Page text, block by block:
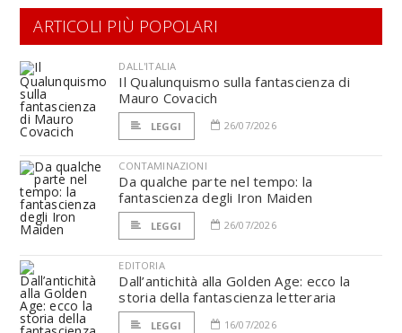
ARTICOLI PIÙ POPOLARI
DALL'ITALIA
Il Qualunquismo sulla fantascienza di
Mauro Covacich
LEGGI 26/07/2026
CONTAMINAZIONI
Da qualche parte nel tempo: la
fantascienza degli Iron Maiden
LEGGI 26/07/2026
EDITORIA
Dall’antichità alla Golden Age: ecco la
storia della fantascienza letteraria
LEGGI 16/07/2026